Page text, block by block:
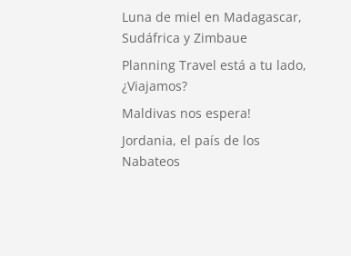
Luna de miel en Madagascar,
Sudáfrica y Zimbaue
Planning Travel está a tu lado,
¿Viajamos?
Maldivas nos espera!
Jordania, el país de los
Nabateos